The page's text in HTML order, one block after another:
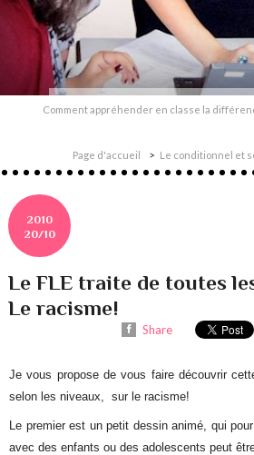
Comment appréhender en classe la
Page d'accueil Le conditionnel et
2010
20/10
Le FLE traite de toutes
Le racisme!
Share
Je vous propose de vous faire découvrir
selon les niveaux, sur le racisme!
Le premier est un petit dessin animé, qui
avec des enfants ou des adolescents peut